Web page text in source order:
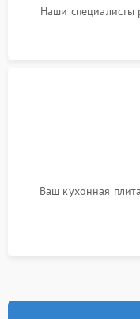
Наши специалисты
Ваш кухонная